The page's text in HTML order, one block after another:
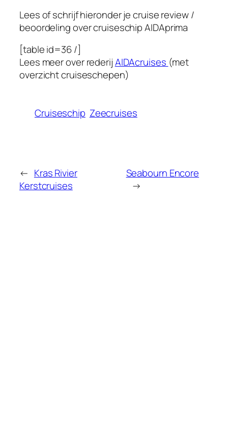
Lees of schrijf hieronder je cruise review /
beoordeling over cruiseschipAIDAprima
[table id=36 /]
Lees meer over rederijAIDAcruises (met
overzicht cruiseschepen)
Cruiseschip Zeecruises
← Kras Rivier
Kerstcruises
Seabourn Encore
→